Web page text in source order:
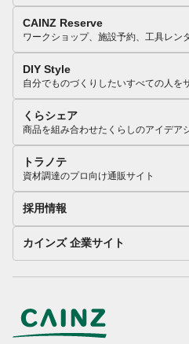
CAINZ Reserve
ワークショップ、施設予約、工具レン
DIY Style
自分でものづくりしたいすべての人を
くらシェア
商品を組み合わせたくらしのアイデア
トラノテ
資材調達のプロ向け通販サイト
採用情報
カインズ 企業サイト